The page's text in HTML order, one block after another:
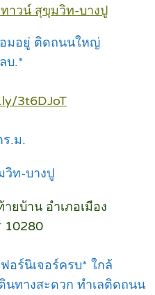
าวน์ สุขุมวิท-บางปู
มอยู่ ติดถนนใหญ่
บ.*
3t6DJoT
.ม.
วิท-บางปู
ยบ้าน อำเภอเมือง
10280
อร์นิเจอร์ครบ* ใกล้
นทางสะดวก ทำเลติดถนน